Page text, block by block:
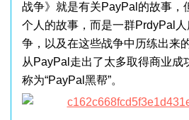
战争》就是有关PayPal的故事，
个人的故事，而是一群PrdyPal
争，以及在这些战争中历练出来
从PayPal走出了太多取得商业成
称为“PayPal黑帮”。